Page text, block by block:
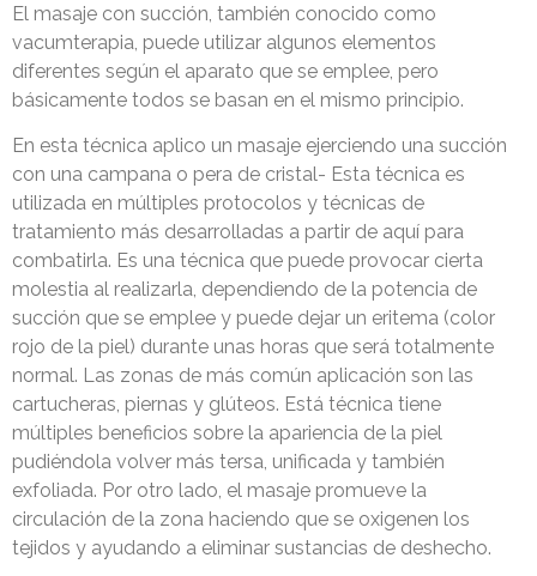
El masaje con succión, también conocido como
vacumterapia, puede utilizar algunos elementos
diferentes según el aparato que se emplee, pero
básicamente todos se basan en el mismo principio.
En esta técnica aplico un masaje ejerciendo una succión
con una campana o pera de cristal- Esta técnica es
utilizada en múltiples protocolos y técnicas de
tratamiento más desarrolladas a partir de aquí para
combatirla. Es una técnica que puede provocar cierta
molestia al realizarla, dependiendo de la potencia de
succión que se emplee y puede dejar un eritema (color
rojo de la piel) durante unas horas que será totalmente
normal. Las zonas de más común aplicación son las
cartucheras, piernas y glúteos. Está técnica tiene
múltiples beneficios sobre la apariencia de la piel
pudiéndola volver más tersa, unificada y también
exfoliada. Por otro lado, el masaje promueve la
circulación de la zona haciendo que se oxigenen los
tejidos y ayudando a eliminar sustancias de deshecho.